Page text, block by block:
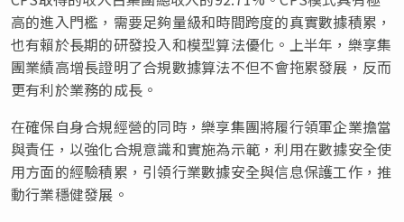
高的進入門檻，需要足夠量級和時間跨度的真實數據積累，
也有賴於長期的研發投入和模型算法優化。上半年，樂享集
團業績高增長證明了合規數據算法不但不會拖累發展，反而
更有利於業務的成長。
在確保自身合規經營的同時，樂享集團將履行領軍企業擔當
與責任，以強化合規意識和實施為示範，利用在數據安全使
用方面的經驗積累，引領行業數據安全與信息保護工作，推
動行業穩健發展。